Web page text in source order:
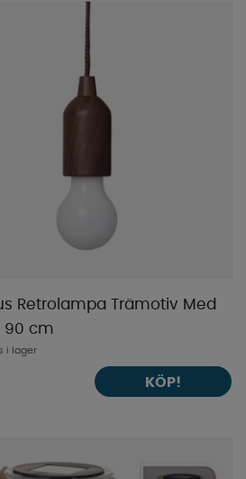
Retrolampa Trämotiv Med
90 cm
i lager
KÖP!